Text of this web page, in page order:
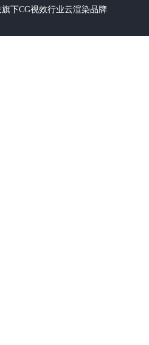
下CG视效行业云渲染品牌